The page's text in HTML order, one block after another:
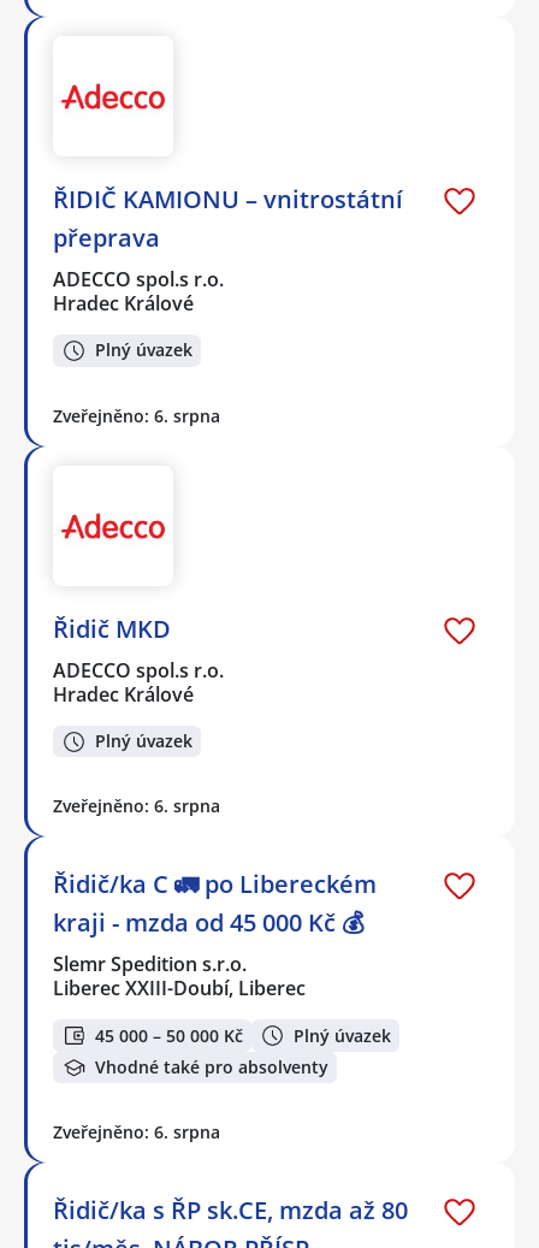
ŘIDIČ KAMIONU – vnitrostátní
přeprava
ADECCO spol.s r.o.
Hradec Králové
Plný úvazek
Zveřejněno: 6. srpna
Řidič MKD
ADECCO spol.s r.o.
Hradec Králové
Plný úvazek
Zveřejněno: 6. srpna
Řidič/ka C 🚛 po Libereckém
kraji - mzda od 45 000 Kč 💰
Slemr Spedition s.r.o.
Liberec XXIII-Doubí, Liberec
45 000 – 50 000 Kč
Plný úvazek
Vhodné také pro absolventy
Zveřejněno: 6. srpna
Řidič/ka s ŘP sk.CE, mzda až 80